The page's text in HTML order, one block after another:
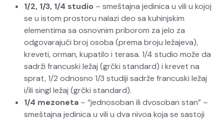
1/2, 1/3, 1/4 studio – smeštajna jedinica u vili u kojoj
se u istom prostoru nalazi deo sa kuhinjskim
elementima sa osnovnim priborom za jelo za
odgovarajući broj osoba (prema broju ležajeva),
kreveti, orman, kupatilo i terasa. 1/4 studio može da
sadrži francuski ležaj (grčki standard) i krevet na
sprat, 1/2 odnosno 1/3 studiji sadrže francuski ležaj
i/ili singl ležaj (grčki standard).
1/4 mezoneta – “jednosoban ili dvosoban stan” –
smeštajna jedinica u vili u dva nivoa koja se sastoji